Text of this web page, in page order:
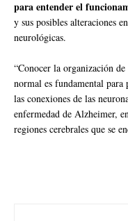
para entender el
y sus posibles alteraciones
neurológicas.
“Conocer la organización
normal es fundamental para
las conexiones de las
enfermedad de Alzheimer,
regiones cerebrales que se